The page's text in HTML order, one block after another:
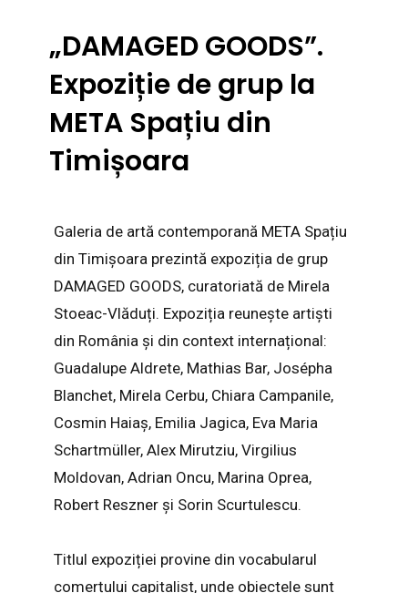
„DAMAGED GOODS”.
Expoziție de grup la
META Spațiu din
Timișoara
Galeria de artă contemporană META Spațiu
din Timișoara prezintă expoziția de grup
DAMAGED GOODS, curatoriată de Mirela
Stoeac-Vlăduți. Expoziția reunește artiști
din România și din context internațional:
Guadalupe Aldrete, Mathias Bar, Josépha
Blanchet, Mirela Cerbu, Chiara Campanile,
Cosmin Haiaș, Emilia Jagica, Eva Maria
Schartmüller, Alex Mirutziu, Virgilius
Moldovan, Adrian Oncu, Marina Oprea,
Robert Reszner și Sorin Scurtulescu.
Titlul expoziției provine din vocabularul
comerțului capitalist, unde obiectele sunt